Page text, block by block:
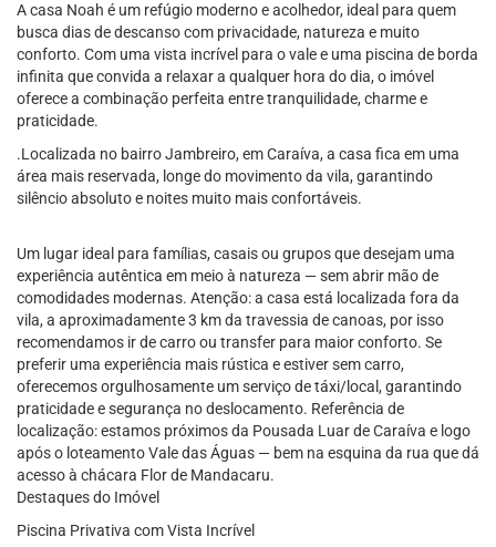
A casa Noah é um refúgio moderno e acolhedor, ideal para quem
busca dias de descanso com privacidade, natureza e muito
conforto. Com uma vista incrível para o vale e uma piscina de borda
infinita que convida a relaxar a qualquer hora do dia, o imóvel
oferece a combinação perfeita entre tranquilidade, charme e
praticidade.
.Localizada no bairro Jambreiro, em Caraíva, a casa fica em uma
área mais reservada, longe do movimento da vila, garantindo
silêncio absoluto e noites muito mais confortáveis.
Um lugar ideal para famílias, casais ou grupos que desejam uma
experiência autêntica em meio à natureza — sem abrir mão de
comodidades modernas. Atenção: a casa está localizada fora da
vila, a aproximadamente 3 km da travessia de canoas, por isso
recomendamos ir de carro ou transfer para maior conforto. Se
preferir uma experiência mais rústica e estiver sem carro,
oferecemos orgulhosamente um serviço de táxi/local, garantindo
praticidade e segurança no deslocamento. Referência de
localização: estamos próximos da Pousada Luar de Caraíva e logo
após o loteamento Vale das Águas — bem na esquina da rua que dá
acesso à chácara Flor de Mandacaru.
Destaques do Imóvel
Piscina Privativa com Vista Incrível